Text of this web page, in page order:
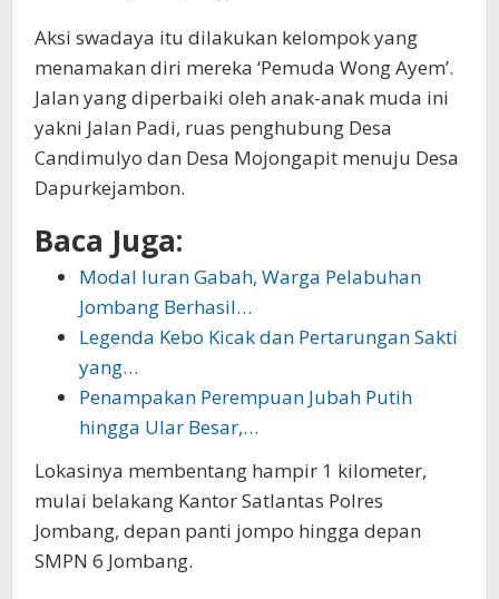
Aksi swadaya itu dilakukan kelompok yang
menamakan diri mereka ‘Pemuda Wong Ayem’.
Jalan yang diperbaiki oleh anak-anak muda ini
yakni Jalan Padi, ruas penghubung Desa
Candimulyo dan Desa Mojongapit menuju Desa
Dapurkejambon.
Baca Juga:
Modal Iuran Gabah, Warga Pelabuhan
Jombang Berhasil…
Legenda Kebo Kicak dan Pertarungan Sakti
yang…
Penampakan Perempuan Jubah Putih
hingga Ular Besar,…
Lokasinya membentang hampir 1 kilometer,
mulai belakang Kantor Satlantas Polres
Jombang, depan panti jompo hingga depan
SMPN 6 Jombang.